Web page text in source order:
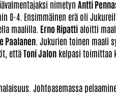
nimetyn Antti
0-4. Ensimmäinen erä oli
maalilla. Erno Ripatti aloitti
Paalanen . Jukurien toinen maali
ettäToni Jalon kelpasi toimittaa
Johtoasemassa